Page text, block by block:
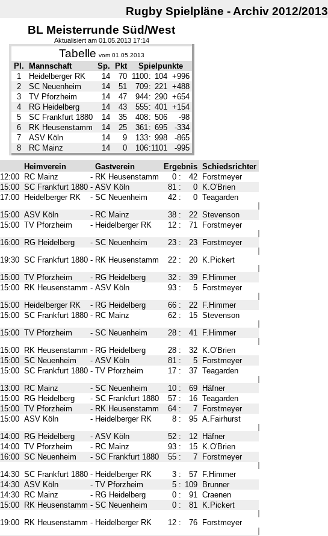
Rugby Spielpläne - Archiv 2012/2013
BL Meisterrunde Süd/West
Aktualisiert am 01.05.2013 17:14
Tabelle vom 01.05.2013
Pl. Mannschaft Sp. Pkt
Spielpunkte
1
Heidelberger RK 14 70 1100: 104 +996
2
SC Neuenheim 14 51 709: 221 +488
3
TV Pforzheim 14 47 944: 290 +654
4
RG Heidelberg 14 43 555: 401 +154
5
SC Frankfurt 1880 14 35 408: 506
-98
6
RK Heusenstamm 14 25 361: 695
-334
7
ASV Köln 14 9 133: 998
-865
8
RC Mainz 14 0 106:1101 -995
Heimverein Gastverein Ergebnis Schiedsrichter
12:00 RC Mainz - RK Heusenstamm 0 : 42
Forstmeyer
15:00 SC Frankfurt 1880 - ASV Köln 81 : 0
K.O'Brien
17:00 Heidelberger RK - SC Neuenheim 42 : 0 Teagarden
15:00 ASV Köln - RC Mainz 38 : 22 Stevenson
15:00 TV Pforzheim - Heidelberger RK 12 : 71
Forstmeyer
16:00 RG Heidelberg - SC Neuenheim 23 : 23
Forstmeyer
19:30 SC Frankfurt 1880 - RK Heusenstamm 22 : 20
K.Pickert
15:00 TV Pforzheim - RG Heidelberg 32 : 39
F.Himmer
15:00 RK Heusenstamm - ASV Köln 93 : 5
Forstmeyer
15:00 Heidelberger RK - RG Heidelberg 66 : 22
F.Himmer
15:00 SC Frankfurt 1880 - RC Mainz 62 : 15 Stevenson
15:00 TV Pforzheim - SC Neuenheim 28 : 41
F.Himmer
15:00 RK Heusenstamm - RG Heidelberg 28 : 32
K.O'Brien
15:00 SC Neuenheim - ASV Köln 81 : 5
Forstmeyer
15:00 SC Frankfurt 1880 - TV Pforzheim 17 : 37 Teagarden
13:00 RC Mainz - SC Neuenheim 10 : 69
Häfner
15:00 RG Heidelberg - SC Frankfurt 1880 57 : 16 Teagarden
15:00 TV Pforzheim - RK Heusenstamm 64 : 7
Forstmeyer
15:00 ASV Köln - Heidelberger RK 8 : 95 A.Fairhurst
14:00 RG Heidelberg - ASV Köln 52 : 12
Häfner
14:00 TV Pforzheim - RC Mainz 93 : 15
K.O'Brien
16:00 SC Neuenheim - SC Frankfurt 1880 55 : 7
Forstmeyer
14:30 SC Frankfurt 1880 - Heidelberger RK 3 : 57
F.Himmer
14:30 ASV Köln - TV Pforzheim 5 : 109
Brunner
14:30 RC Mainz - RG Heidelberg 0 : 91 Craenen
15:00 RK Heusenstamm - SC Neuenheim 0 : 81
K.Pickert
19:00 RK Heusenstamm - Heidelberger RK 12 : 76
Forstmeyer